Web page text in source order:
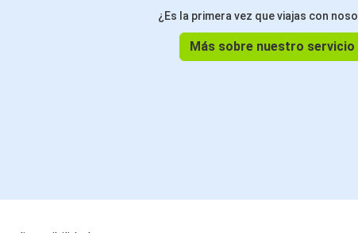
¿Es la primera vez que viajas con
Más sobre nuestro servicio